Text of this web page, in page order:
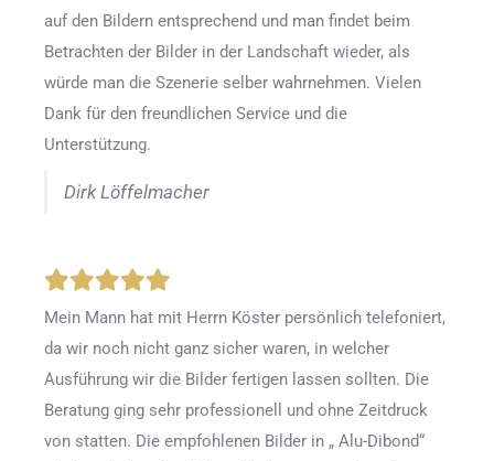
auf den Bildern entsprechend und man findet beim
Betrachten der Bilder in der Landschaft wieder, als
würde man die Szenerie selber wahrnehmen. Vielen
Dank für den freundlichen Service und die
Unterstützung.
Dirk Löffelmacher
Mein Mann hat mit Herrn Köster persönlich telefoniert,
da wir noch nicht ganz sicher waren, in welcher
Ausführung wir die Bilder fertigen lassen sollten. Die
Beratung ging sehr professionell und ohne Zeitdruck
von statten. Die empfohlenen Bilder in „ Alu-Dibond“